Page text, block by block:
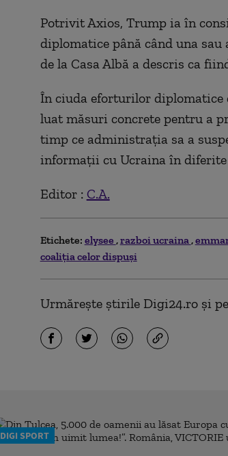
Potrivit Axios, Trump ia în
diplomatice până când una sau
de la Casa Albă a descris ca
În ciuda eforturilor diplomatice
luat măsuri concrete pentru a
timp ce administrația sa a
informații cu Ucraina în diferite
Editor : C.A.
Etichete: elysee razboi ucraina
coaliția celor dispuși
Urmărește știrile Digi24.ro și pe
DIGI SPORT